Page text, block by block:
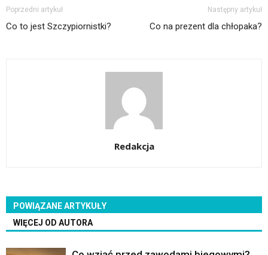
Poprzedni artykuł
Co to jest Szczypiornistki?
Następny artykuł
Co na prezent dla chłopaka?
Redakcja
POWIĄZANE ARTYKUŁY
WIĘCEJ OD AUTORA